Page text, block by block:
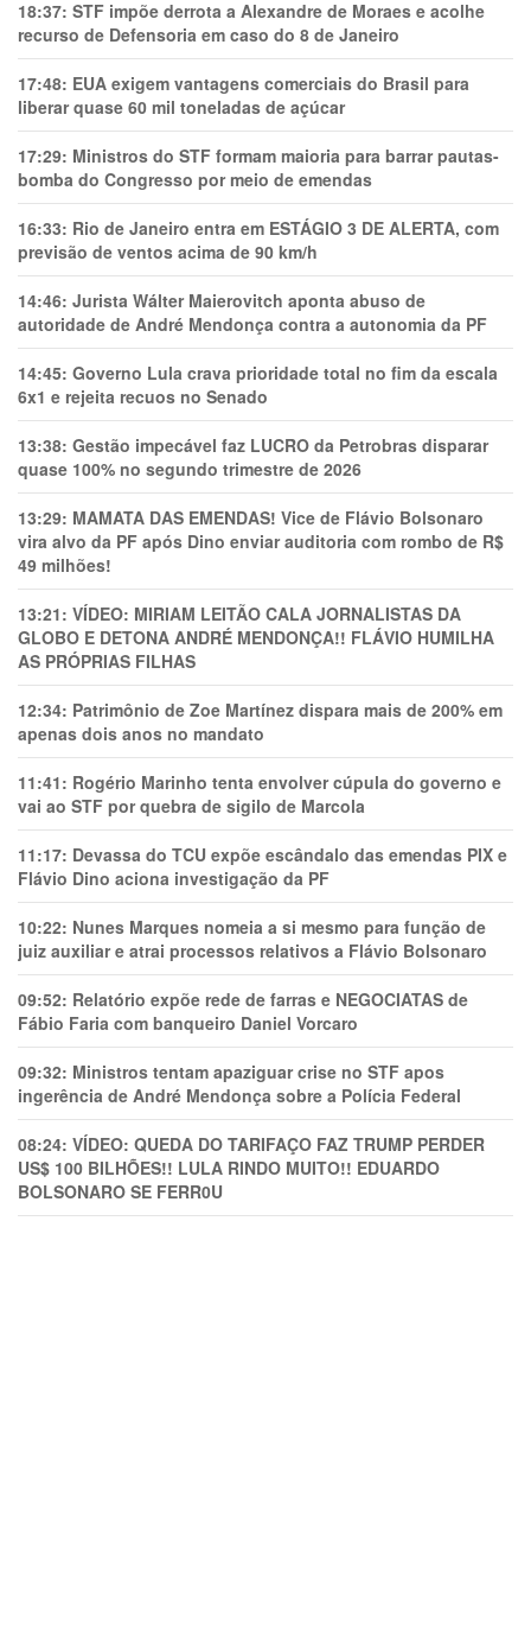
18:37: STF impõe derrota a Alexandre de Moraes e acolhe
recurso de Defensoria em caso do 8 de Janeiro
17:48: EUA exigem vantagens comerciais do Brasil para
liberar quase 60 mil toneladas de açúcar
17:29: Ministros do STF formam maioria para barrar pautas-
bomba do Congresso por meio de emendas
16:33: Rio de Janeiro entra em ESTÁGIO 3 DE ALERTA, com
previsão de ventos acima de 90 km/h
14:46: Jurista Wálter Maierovitch aponta abuso de
autoridade de André Mendonça contra a autonomia da PF
14:45: Governo Lula crava prioridade total no fim da escala
6x1 e rejeita recuos no Senado
13:38: Gestão impecável faz LUCRO da Petrobras disparar
quase 100% no segundo trimestre de 2026
13:29: MAMATA DAS EMENDAS! Vice de Flávio Bolsonaro
vira alvo da PF após Dino enviar auditoria com rombo de R$
49 milhões!
13:21: VÍDEO: MIRIAM LEITÃO CALA JORNALISTAS DA
GLOBO E DETONA ANDRÉ MENDONÇA!! FLÁVIO HUMILHA
AS PRÓPRIAS FILHAS
12:34: Patrimônio de Zoe Martínez dispara mais de 200% em
apenas dois anos no mandato
11:41: Rogério Marinho tenta envolver cúpula do governo e
vai ao STF por quebra de sigilo de Marcola
11:17: Devassa do TCU expõe escândalo das emendas PIX e
Flávio Dino aciona investigação da PF
10:22: Nunes Marques nomeia a si mesmo para função de
juiz auxiliar e atrai processos relativos a Flávio Bolsonaro
09:52: Relatório expõe rede de farras e NEGOCIATAS de
Fábio Faria com banqueiro Daniel Vorcaro
09:32: Ministros tentam apaziguar crise no STF apos
ingerência de André Mendonça sobre a Polícia Federal
08:24: VÍDEO: QUEDA DO TARIFAÇO FAZ TRUMP PERDER
US$ 100 BILHÕES!! LULA RINDO MUITO!! EDUARDO
BOLSONARO SE FERR0U